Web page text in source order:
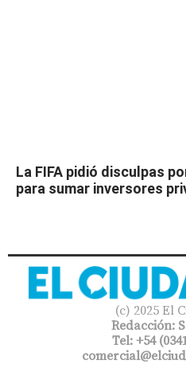
La FIFA pidió disculpas
para sumar inversores
(c) 2025 El
Redacción:
Tel: +54